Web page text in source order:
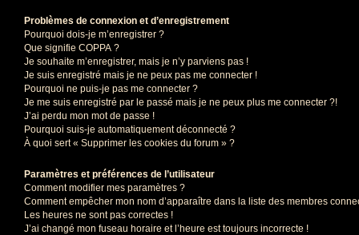
Problèmes de connexion et d’enregistrement
Pourquoi dois-je m’enregistrer ?
Que signifie COPPA ?
Je souhaite m’enregistrer, mais je n’y parviens pas !
Je suis enregistré mais je ne peux pas me connecter !
Pourquoi ne puis-je pas me connecter ?
Je me suis enregistré par le passé mais je ne peux plus me connecter ?!
J’ai perdu mon mot de passe !
Pourquoi suis-je automatiquement déconnecté ?
À quoi sert « Supprimer les cookies du forum » ?
Paramètres et préférences de l’utilisateur
Comment modifier mes paramètres ?
Comment empêcher mon nom d’apparaître dans la liste des membres
Les heures ne sont pas correctes !
J’ai changé mon fuseau horaire et l’heure est toujours incorrecte !